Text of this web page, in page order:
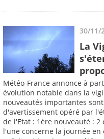
30/11/
La
Météo-France annonce à
évolution notable dans la
nouveautés importantes
d'avertissement opéré par
de l'Etat : 1ère nouveauté :
l'une concerne la journée en